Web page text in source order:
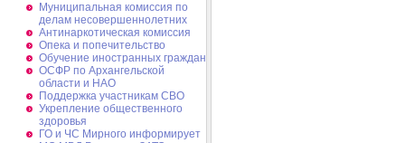
Муниципальная комиссия по
делам несовершеннолетних
Антинаркотическая комиссия
Опека и попечительство
Обучение иностранных граждан
ОСФР по Архангельской
области и НАО
Поддержка участникам СВО
Укрепление общественного
здоровья
ГО и ЧС Мирного информирует